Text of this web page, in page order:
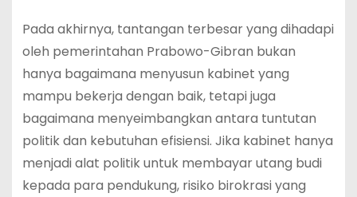
Pada akhirnya, tantangan terbesar yang dihadapi
oleh pemerintahan Prabowo-Gibran bukan
hanya bagaimana menyusun kabinet yang
mampu bekerja dengan baik, tetapi juga
bagaimana menyeimbangkan antara tuntutan
politik dan kebutuhan efisiensi. Jika kabinet hanya
menjadi alat politik untuk membayar utang budi
kepada para pendukung, risiko birokrasi yang